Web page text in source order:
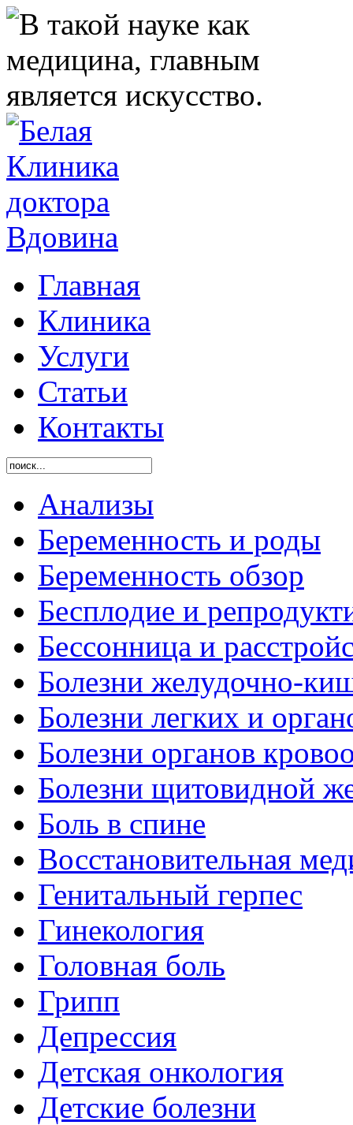
Главная
Клиника
Услуги
Статьи
Контакты
Анализы
Беременность и роды
Беременность обзор
Бесплодие и
Бессонница и
Болезни желудочно-
Болезни легких и
Болезни органов
Болезни щитовидной
Боль в спине
Восстановительная
Генитальный герпес
Гинекология
Головная боль
Грипп
Депрессия
Детская онкология
Детские болезни